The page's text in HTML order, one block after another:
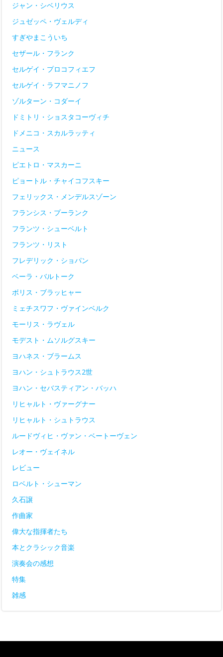
ジャン・シベリウス
ジュゼッペ・ヴェルディ
すぎやまこういち
セザール・フランク
セルゲイ・プロコフィエフ
セルゲイ・ラフマニノフ
ゾルターン・コダーイ
ドミトリ・ショスタコーヴィチ
ドメニコ・スカルラッティ
ニュース
ピエトロ・マスカーニ
ピョートル・チャイコフスキー
フェリックス・メンデルスゾーン
フランシス・プーランク
フランツ・シューベルト
フランツ・リスト
フレデリック・ショパン
ベーラ・バルトーク
ボリス・ブラッヒャー
ミェチスワフ・ヴァインベルク
モーリス・ラヴェル
モデスト・ムソルグスキー
ヨハネス・ブラームス
ヨハン・シュトラウス2世
ヨハン・セバスティアン・バッハ
リヒャルト・ヴァーグナー
リヒャルト・シュトラウス
ルードヴィヒ・ヴァン・ベートーヴェン
レオー・ヴェイネル
レビュー
ロベルト・シューマン
久石譲
作曲家
偉大な指揮者たち
本とクラシック音楽
演奏会の感想
特集
雑感